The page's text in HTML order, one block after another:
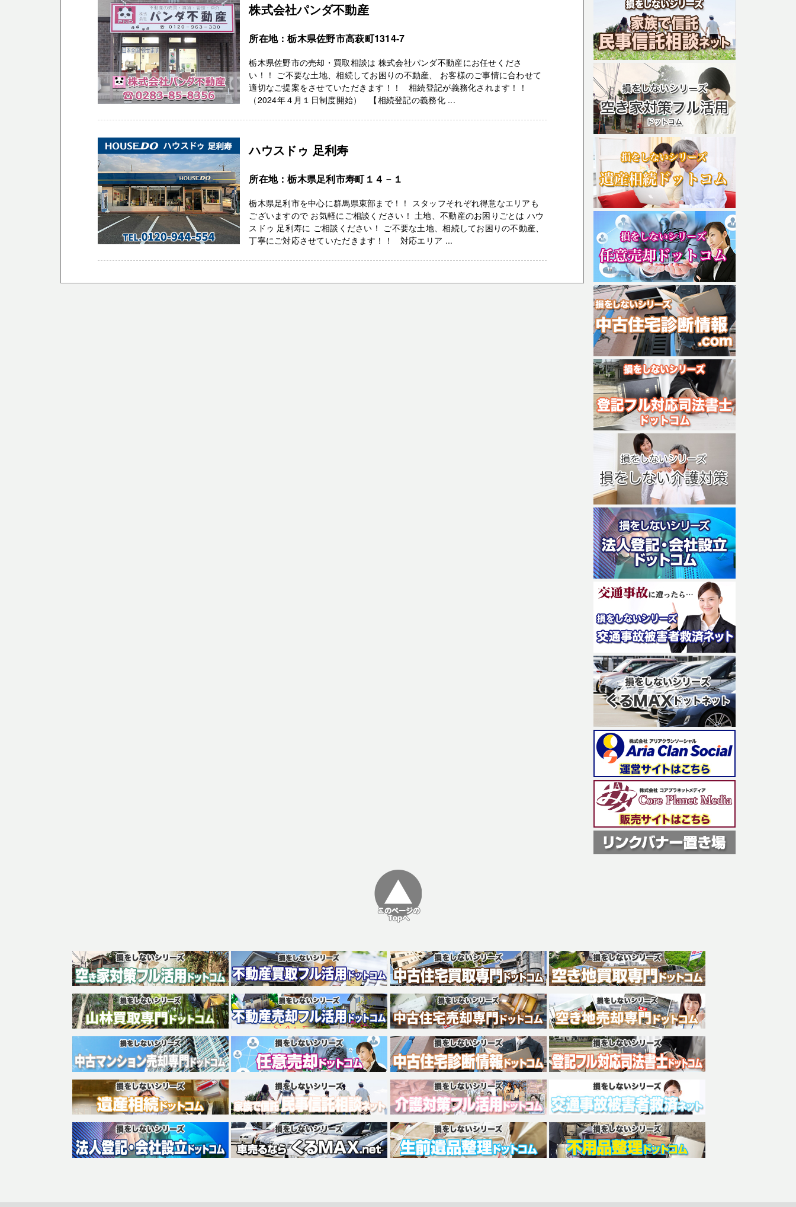
株式会社パンダ不動産
所在地：栃木県佐野市高萩町1314-7
栃木県佐野市の売却・買取相談は 株式会社パンダ不動産にお任せくださ
い！！ ご不要な土地、相続してお困りの不動産、 お客様のご事情に合わせて
適切なご提案をさせていただきます！！ 相続登記が義務化されます！！
（2024年４月１日制度開始） 【相続登記の義務化 ...
ハウスドゥ 足利寿
所在地：栃木県足利市寿町１４－１
栃木県足利市を中心に群馬県東部まで！！ スタッフそれぞれ得意なエリアも
ございますので お気軽にご相談ください！ 土地、不動産のお困りごとは ハウ
スドゥ 足利寿に ご相談ください！ ご不要な土地、相続してお困りの不動産、
丁寧にご対応させていただきます！！ 対応エリア ...